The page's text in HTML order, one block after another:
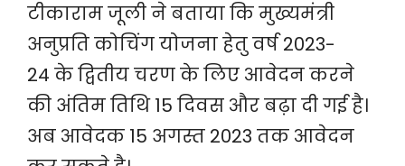
टीकाराम जूली ने बताया कि मुख्यमंत्री
अनुप्रति कोचिंग योजना हेतु वर्ष 2023-
24 के द्वितीय चरण के लिए आवेदन करने
की अंतिम तिथि 15 दिवस और बढ़ा दी गई है।
अब आवेदक 15 अगस्त 2023 तक आवेदन